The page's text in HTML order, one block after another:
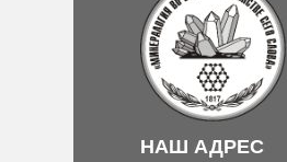
НАШ АДРЕС